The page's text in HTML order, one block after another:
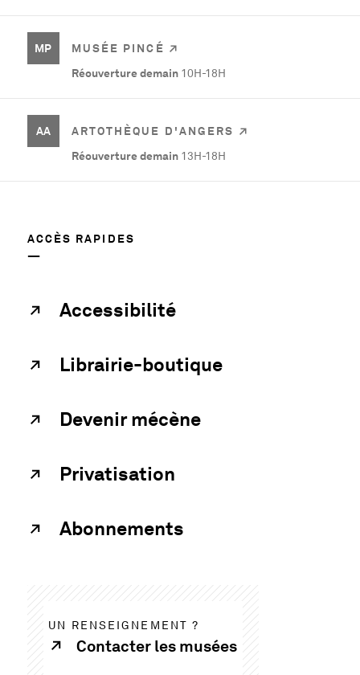
MP
MUSÉE PINCÉ
Réouverture demain 10H-18H
AA
ARTOTHÈQUE D'ANGERS
Réouverture demain 13H-18H
ACCÈS RAPIDES
Accessibilité
Librairie-boutique
Devenir mécène
Privatisation
Abonnements
UN RENSEIGNEMENT ?
Contacter les musées